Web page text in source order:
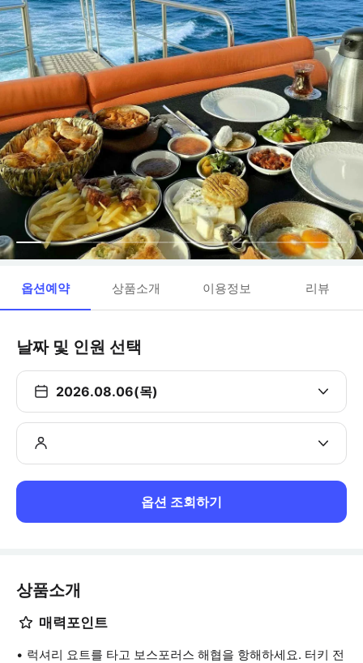
옵션예약 상품소개 이용정보 리뷰
날짜 및 인원 선택
2026.08.06(목)
옵션 조회하기
상품소개
매력포인트
럭셔리 요트를 타고 보스포러스 해협을 항해하세요. 터키 전